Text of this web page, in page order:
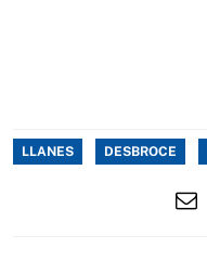
LLANES DESBROCE